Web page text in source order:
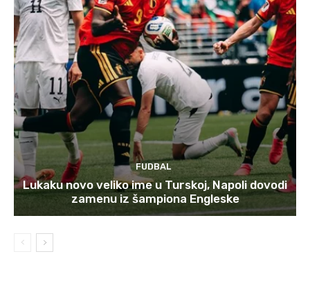
FUDBAL
Lukaku novo veliko ime u Turskoj, Napoli dovodi
zamenu iz šampiona Engleske